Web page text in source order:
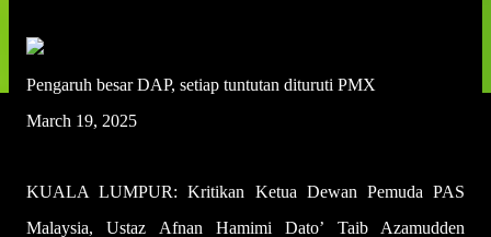
Pengaruh besar DAP, setiap tuntutan dituruti PMX
March 19, 2025
KUALA LUMPUR: Kritikan Ketua Dewan Pemuda PAS
Malaysia, Ustaz Afnan Hamimi Dato’ Taib Azamudden